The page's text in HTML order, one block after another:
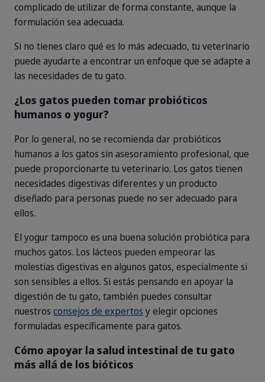
complicado de utilizar de forma constante, aunque la
formulación sea adecuada.
Si no tienes claro qué es lo más adecuado, tu veterinario
puede ayudarte a encontrar un enfoque que se adapte a
las necesidades de tu gato.
¿Los gatos pueden tomar probióticos
humanos o yogur?
Por lo general, no se recomienda dar probióticos
humanos a los gatos sin asesoramiento profesional, que
puede proporcionarte tu veterinario. Los gatos tienen
necesidades digestivas diferentes y un producto
diseñado para personas puede no ser adecuado para
ellos.
El yogur tampoco es una buena solución probiótica para
muchos gatos. Los lácteos pueden empeorar las
molestias digestivas en algunos gatos, especialmente si
son sensibles a ellos. Si estás pensando en apoyar la
digestión de tu gato, también puedes consultar
nuestros consejos de expertos y elegir opciones
formuladas específicamente para gatos.
Cómo apoyar la salud intestinal de tu gato
más allá de los bióticos